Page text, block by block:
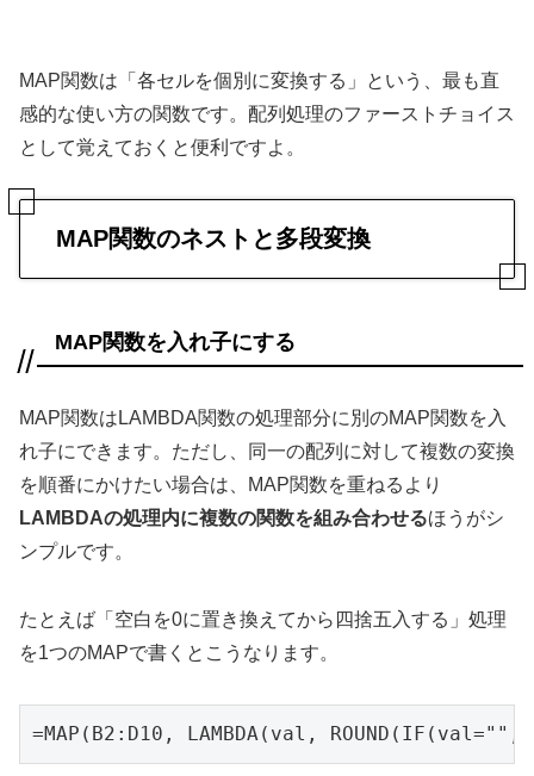
MAP関数は「各セルを個別に変換する」という、最も直
感的な使い方の関数です。配列処理のファーストチョイス
として覚えておくと便利ですよ。
MAP関数のネストと多段変換
MAP関数を入れ子にする
MAP関数はLAMBDA関数の処理部分に別のMAP関数を入
れ子にできます。ただし、同一の配列に対して複数の変換
を順番にかけたい場合は、MAP関数を重ねるより
LAMBDAの処理内に複数の関数を組み合わせるほうがシ
ンプルです。
たとえば「空白を0に置き換えてから四捨五入する」処理
を1つのMAPで書くとこうなります。
=MAP(B2:D10, LAMBDA(val,